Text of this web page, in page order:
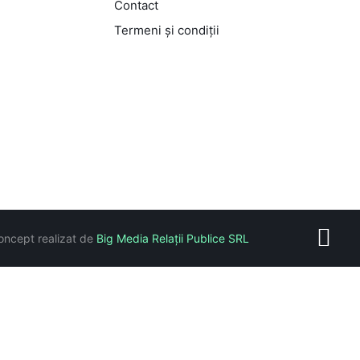
Contact
Termeni și condiții
realizat de Big Media Relații Publice SRL